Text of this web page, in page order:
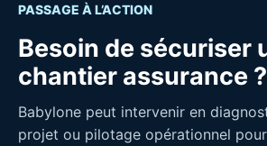
PASSAGE À L’ACTION
Besoin de sécuriser
chantier assurance ?
Babylone peut intervenir en
projet ou pilotage opérationnel